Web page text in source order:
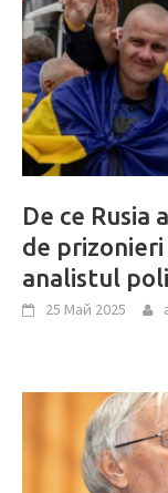
De ce Rusia
de
analistul
25 Май 2025